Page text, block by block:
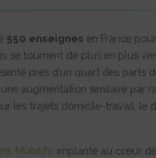
550 enseignes en France
se tournent de plus en plus
près d’un quart des parts
augmentation similaire par
les trajets domicile-travail, le
Mobility , implanté au cœur